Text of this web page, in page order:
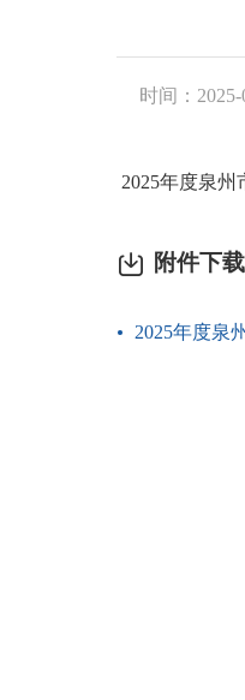
时间：2025-
2025年度泉
附件下载
2025年度泉